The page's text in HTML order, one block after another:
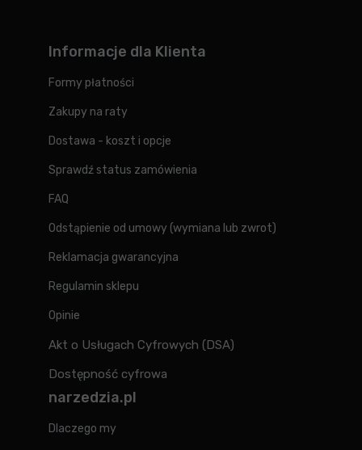
Informacje dla Klienta
Formy płatności
Zakupy na raty
Dostawa - koszt i opcje
Sprawdź status zamówienia
FAQ
Odstąpienie od umowy (wymiana lub zwrot)
Reklamacja gwarancyjna
Regulamin sklepu
Opinie
Akt o Usługach Cyfrowych (DSA)
Dostępność cyfrowa
narzedzia.pl
Dlaczego my